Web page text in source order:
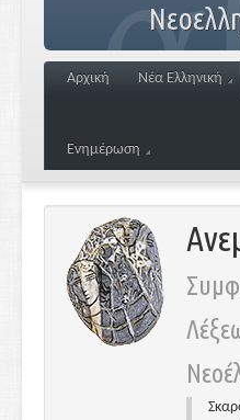
Αρχική Νέα Ελληνική
Ενημέρωση